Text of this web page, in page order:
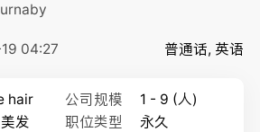
04:27 普通话, 英语
hair 公司规模
1 - 9 (人)
发 职位类型
永久